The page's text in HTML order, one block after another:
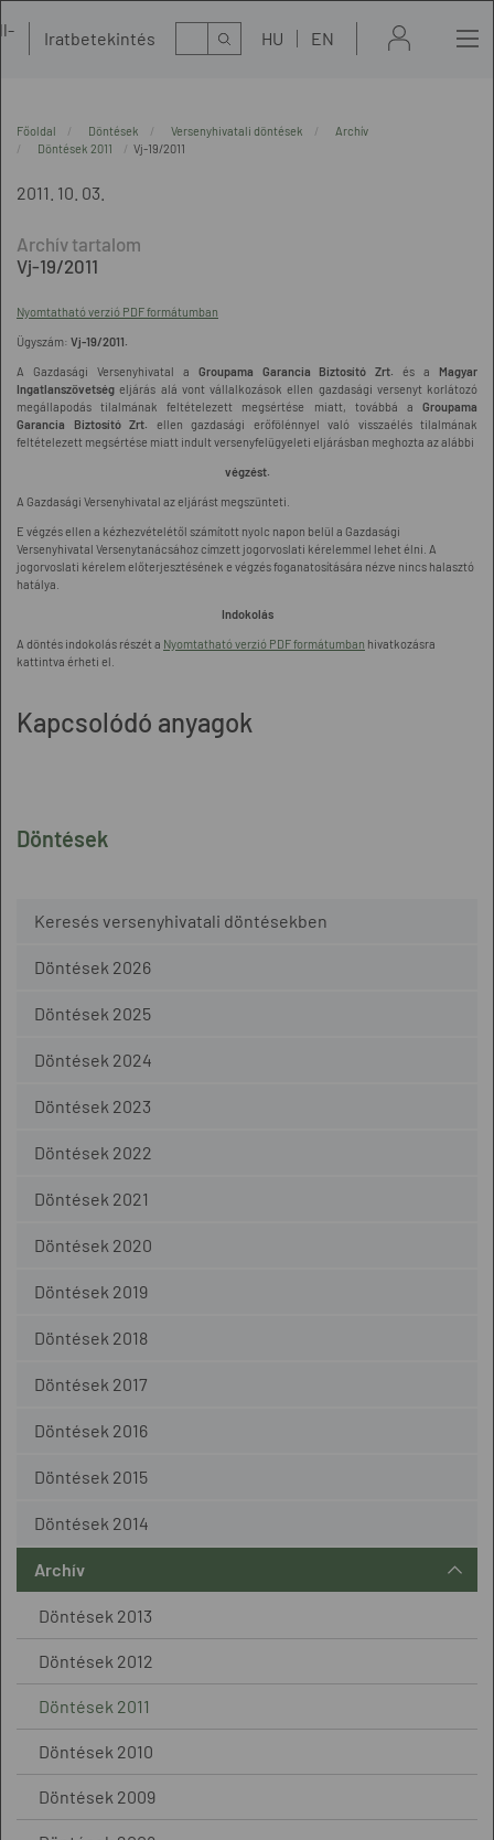
Iratbetekintés Kereső HU EN
Döntések
Keresés versenyhivatali döntésekben
Döntések 2026
Döntések 2025
Döntések 2024
Döntések 2023
Döntések 2022
Döntések 2021
Döntések 2020
Döntések 2019
Döntések 2018
Döntések 2017
Döntések 2016
Döntések 2015
Döntések 2014
Archív
Döntések 2013
Döntések 2012
Döntések 2011
Döntések 2010
Döntések 2009
Főoldal Döntések Versenyhivatali döntések
Archív
Döntések 2011
Vj-19/2011
2011. 10. 03.
Vj-19/2011
Nyomtatható verzió PDF formátumban
Ügyszám: Vj-19/2011.
A Gazdasági Versenyhivatal a Groupama Garancia Biztosító Zrt. és a Magyar
Ingatlanszövetség eljárás alá vont vállalkozások ellen gazdasági versenyt korlátozó
megállapodás tilalmának feltételezett megsértése miatt, továbbá a Groupama
Garancia Biztosító Zrt. ellen gazdasági erőfölénnyel való visszaélés tilalmának
feltételezett megsértése miatt indult versenyfelügyeleti eljárásban meghozta az alábbi
végzést.
A Gazdasági Versenyhivatal az eljárást megszünteti.
E végzés ellen a kézhezvételétől számított nyolc napon belül a Gazdasági
Versenyhivatal Versenytanácsához címzett jogorvoslati kérelemmel lehet élni. A
jogorvoslati kérelem előterjesztésének e végzés foganatosítására nézve nincs halasztó
hatálya.
Indokolás
A döntés indokolás részét a Nyomtatható verzió PDF formátumban hivatkozásra
kattintva érheti el.
Kapcsolódó anyagok